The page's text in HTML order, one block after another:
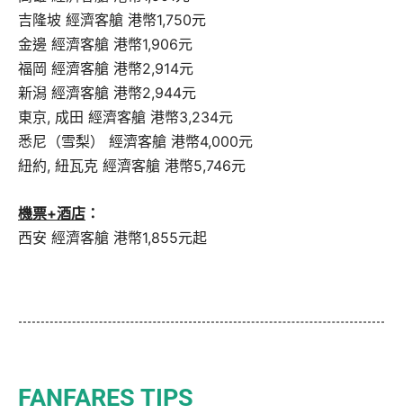
吉隆坡 經濟客艙 港幣1,750元
金邊 經濟客艙 港幣1,906元
福岡 經濟客艙 港幣2,914元
新潟 經濟客艙 港幣2,944元
東京, 成田 經濟客艙 港幣3,234元
悉尼（雪梨） 經濟客艙 港幣4,000元
紐約, 紐瓦克 經濟客艙 港幣5,746元
機票+酒店 ：
西安 經濟客艙 港幣1,855元起
FANFARES TIPS